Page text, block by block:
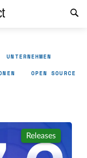
UNTERNEHMEN
OPEN SOURCE
Releases